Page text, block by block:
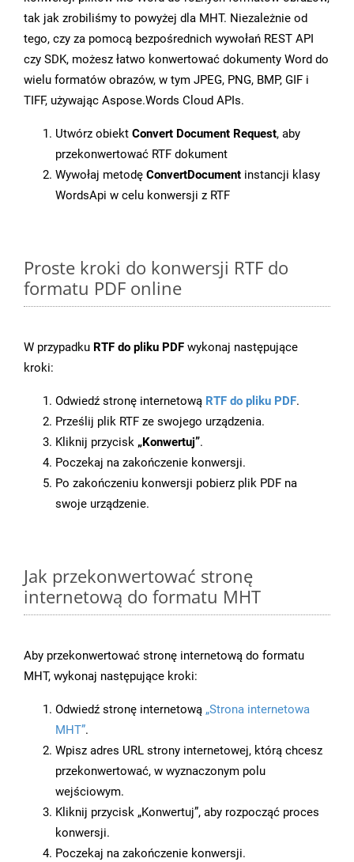
tak jak zrobiliśmy to powyżej dla MHT. Niezależnie od
tego, czy za pomocą bezpośrednich wywołań REST API
czy SDK, możesz łatwo konwertować dokumenty Word do
wielu formatów obrazów, w tym JPEG, PNG, BMP, GIF i
TIFF, używając Aspose.Words Cloud APIs.
Utwórz obiekt Convert Document Request, aby
przekonwertować RTF dokument
Wywołaj metodę ConvertDocument instancji klasy
WordsApi w celu konwersji z RTF
Proste kroki do konwersji RTF do
formatu PDF online
W przypadku RTF do pliku PDF wykonaj następujące
kroki:
Odwiedź stronę internetową RTF do pliku PDF.
Prześlij plik RTF ze swojego urządzenia.
Kliknij przycisk „Konwertuj”.
Poczekaj na zakończenie konwersji.
Po zakończeniu konwersji pobierz plik PDF na
swoje urządzenie.
Jak przekonwertować stronę
internetową do formatu MHT
Aby przekonwertować stronę internetową do formatu
MHT, wykonaj następujące kroki:
Odwiedź stronę internetową „Strona internetowa
MHT”.
Wpisz adres URL strony internetowej, którą chcesz
przekonwertować, w wyznaczonym polu
wejściowym.
Kliknij przycisk „Konwertuj”, aby rozpocząć proces
konwersji.
Poczekaj na zakończenie konwersji.